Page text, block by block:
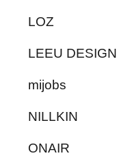
LOZ
LEEU DESIGN
mijobs
NILLKIN
ONAIR